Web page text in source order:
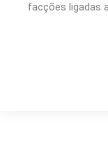
facções ligadas